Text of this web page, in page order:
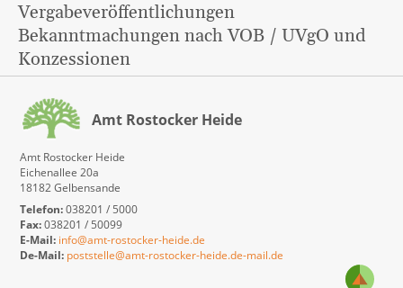
Vergabeveröffentlichungen
Bekanntmachungen nach VOB / UVgO und
Konzessionen
Amt Rostocker Heide
Amt Rostocker Heide
Eichenallee 20a
18182 Gelbensande
Telefon:038201 / 5000
Fax:038201 / 50099
E-Mail: info@amt-rostocker-heide.de
De-Mail: poststelle@amt-rostocker-heide.de-mail.de